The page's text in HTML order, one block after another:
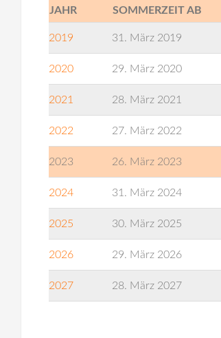
JAHR SOMMERZEIT AB
2019 31. März 2019
2020 29. März 2020
2021 28. März 2021
2022 27. März 2022
2023 26. März 2023
2024 31. März 2024
2025 30. März 2025
2026 29. März 2026
2027 28. März 2027